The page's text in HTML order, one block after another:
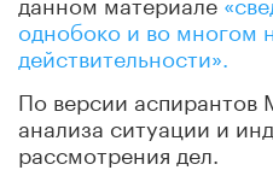
однобоко и во многом
действительности».
По версии
анализа ситуации и
рассмотрения дел.